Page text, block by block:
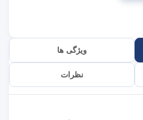
ویژگی ها
نظرات